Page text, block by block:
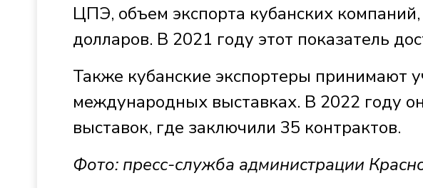
ЦПЭ, объем экспорта кубанских
долларов. В 2021 году этот показатель
Также кубанские экспортеры принимают
международных выставках. В 2022 году
выставок, где заключили 35 контрактов.
Фото: пресс-служба администрации